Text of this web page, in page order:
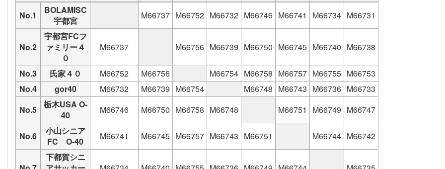
No.1
BOLAMISC
宇都宮
M66737 M66752 M66732 M66746 M66741 M66734 M66731
No.2
宇都宮FCフ
ァミリー４
０
M66737 M66756 M66739 M66750 M66745 M66740 M66738
No.3 氏家４０ M66752 M66756 M66754 M66758 M66757 M66755 M66753
No.4
gor40 M66732 M66739 M66754 M66748 M66743 M66736 M66733
No.5
栃木USA O-
40
M66746 M66750 M66758 M66748 M66751 M66749 M66747
No.6
小山シニア
FC O-40
M66741 M66745 M66757 M66743 M66751 M66744 M66742
下都賀シニ